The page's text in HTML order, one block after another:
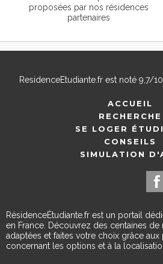
proposées par nos résidences
partenaires
ResidenceEtudiante.frest noté 9,7/10
ACCUEIL
RECHERCHE
SE LOGER
CONSEILS
SIMULATION
RésidenceÉtudiante.fr est un portail
en France. Découvrez des centaines de
adaptées et faites votre choix grâce
concernant les options et à la